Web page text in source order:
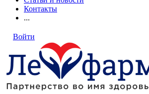
Контакты
...
Войти